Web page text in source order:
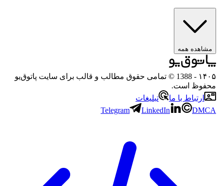
مشاهده همه
۱۴۰۵
- 1388 © تمامی حقوق مطالب و قالب برای سایت پاتوق‌یو
محفوظ است.
ارتباط با ما
تبلیغات
Telegram
LinkedIn DMCA